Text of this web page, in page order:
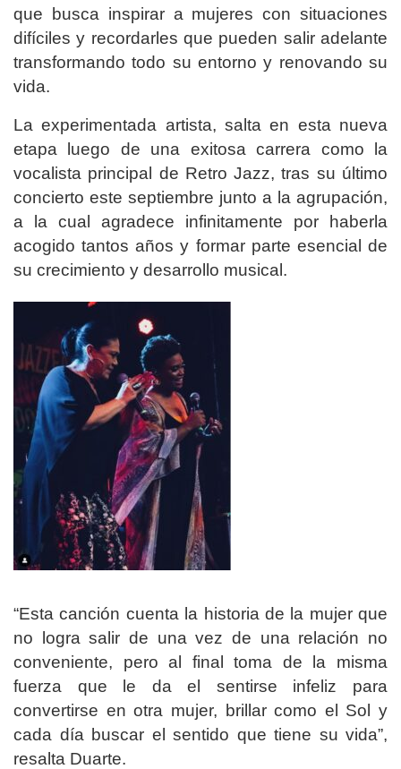
que busca inspirar a mujeres con situaciones
difíciles y recordarles que pueden salir adelante
transformando todo su entorno y renovando su
vida.
La experimentada artista, salta en esta nueva
etapa luego de una exitosa carrera como la
vocalista principal de Retro Jazz, tras su último
concierto este septiembre junto a la agrupación,
a la cual agradece infinitamente por haberla
acogido tantos años y formar parte esencial de
su crecimiento y desarrollo musical.
“Esta canción cuenta la historia de la mujer que
no logra salir de una vez de una relación no
conveniente, pero al final toma de la misma
fuerza que le da el sentirse infeliz para
convertirse en otra mujer, brillar como el Sol y
cada día buscar el sentido que tiene su vida”,
resalta Duarte.